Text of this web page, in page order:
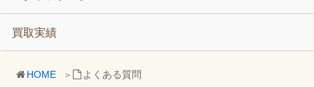
HOME よくある質問
買取実績